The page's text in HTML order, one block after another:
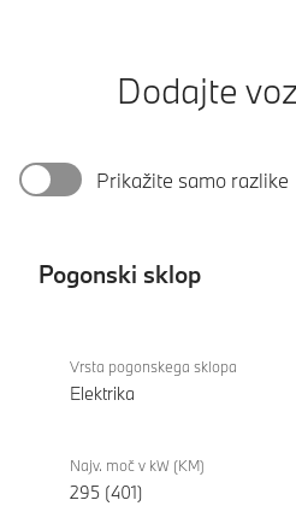
Dodajte
Prikažite samo razlike
Pogonski sklop
sklop
xDrive40
Gran
Vrsta pogonskega sklopa
Elektrika
Najv. moč v kW (KM)
295 (401)